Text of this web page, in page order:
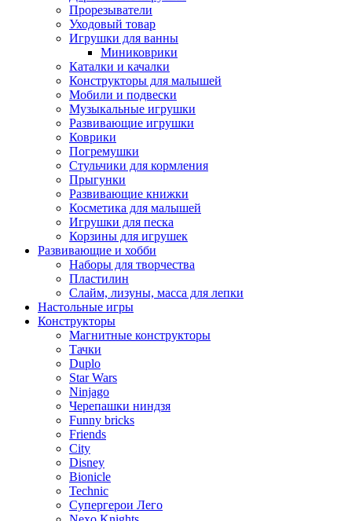
Прорезыватели
Уходовый товар
Игрушки для ванны
Миниковрики
Каталки и качалки
Конструкторы для малышей
Мобили и подвески
Музыкальные игрушки
Развивающие игрушки
Коврики
Погремушки
Стульчики для кормления
Прыгунки
Развивающие книжки
Косметика для малышей
Игрушки для песка
Корзины для игрушек
Развивающие и хобби
Наборы для творчества
Пластилин
Слайм, лизуны, масса для лепки
Настольные игры
Конструкторы
Магнитные конструкторы
Тачки
Duplo
Star Wars
Ninjago
Черепашки ниндзя
Funny bricks
Friends
City
Disney
Bionicle
Technic
Супергерои Лего